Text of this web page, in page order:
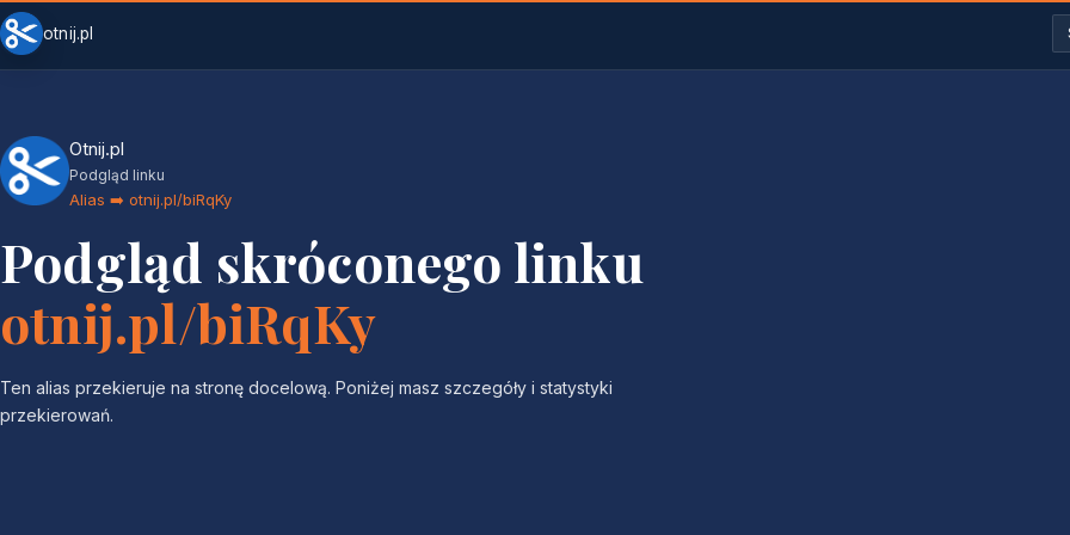
otnij.pl
Otnij.pl
Podgląd linku
Alias ➡️ otnij.pl/biRqKy
Podgląd skróconego linku
otnij.pl/biRqKy
Ten alias przekieruje na stronę docelową. Poniżej masz szczegóły i statystyki
przekierowań.